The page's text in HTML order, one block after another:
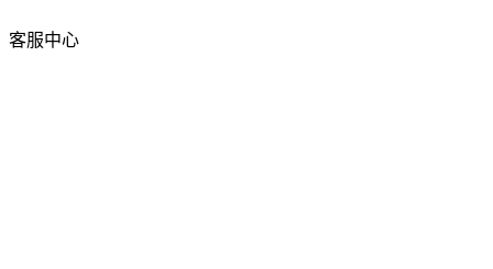
客服中心